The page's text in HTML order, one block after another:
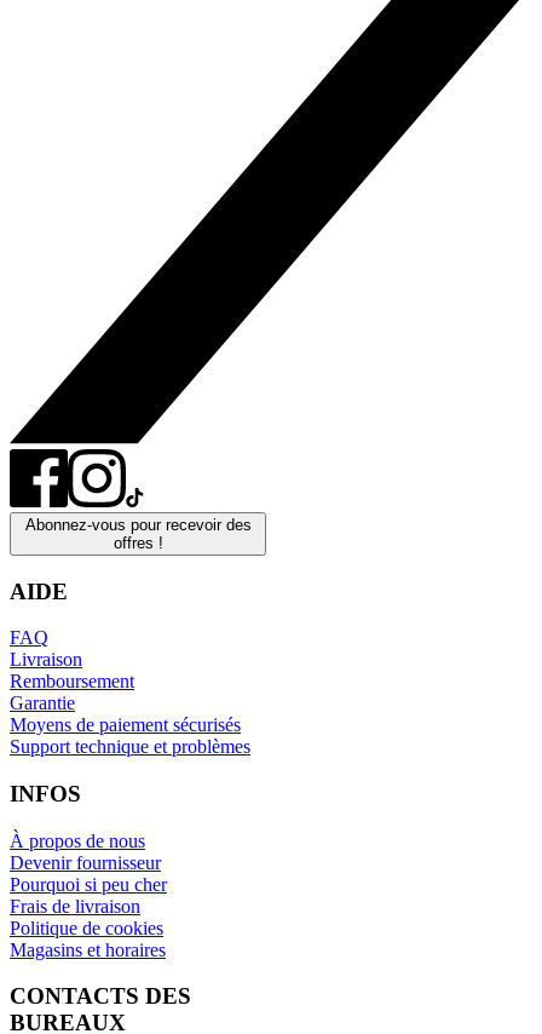
Abonnez-vous pour recevoir des
offres !
AIDE
FAQ
Livraison
Remboursement
Garantie
Moyens de paiement sécurisés
Support technique et problèmes
INFOS
À propos de nous
Devenir fournisseur
Pourquoi si peu cher
Frais de livraison
Politique de cookies
Magasins et horaires
CONTACTS DES
BUREAUX